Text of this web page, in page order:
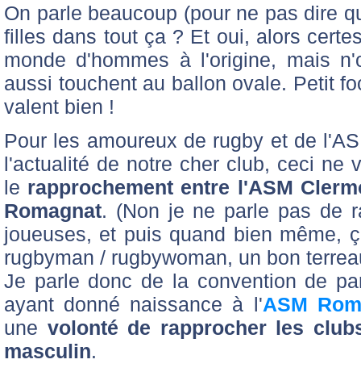
On parle beaucoup (pour ne pas dire
filles dans tout ça ? Et oui, alors
monde d'hommes à l'origine, mais
aussi touchent au ballon ovale. Petit
valent bien !
Pour les amoureux de rugby et de
l'actualité de notre cher club, ceci ne
le rapprochement entre l'ASM
Romagnat. (Non je ne parle pas de
joueuses, et puis quand bien même,
rugbyman / rugbywoman, un bon
Je parle donc de la convention de
ayant donné naissance à l'ASM
une volonté de rapprocher les
masculin.